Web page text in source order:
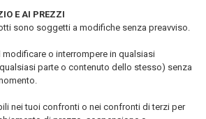
E AI PREZZI
sono soggetti a modifiche senza preavviso.
o interrompere in qualsiasi
parte o contenuto dello stesso) senza
nei tuoi confronti o nei confronti di terzi per